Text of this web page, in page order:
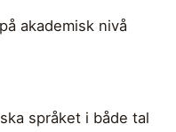
akademisk nivå
språket i både tal